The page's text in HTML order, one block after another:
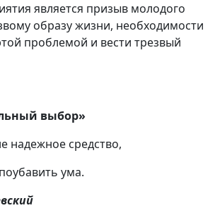
является призыв молодого
образу жизни, необходимости
проблемой и вести трезвый
выбор»
надежное средство,
ума.